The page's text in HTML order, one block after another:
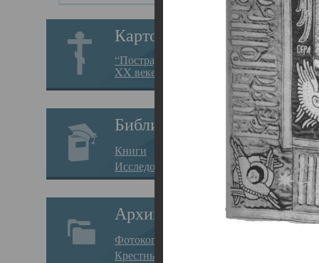
Картотека
“Пострадавшие за веру в
XX веке на Севере”
Библиотека
Книги
Исследования
Архив
Фотокопии дел
Крестные ходы